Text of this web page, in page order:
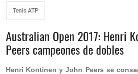
Tenis ATP
Australian Open 2017: Henri
Peers campeones de dobles
Henri Kontinen y John Peers se